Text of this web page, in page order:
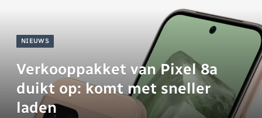
NIEUWS
Verkooppakket van Pixel 8a
duikt op: komt met sneller
laden